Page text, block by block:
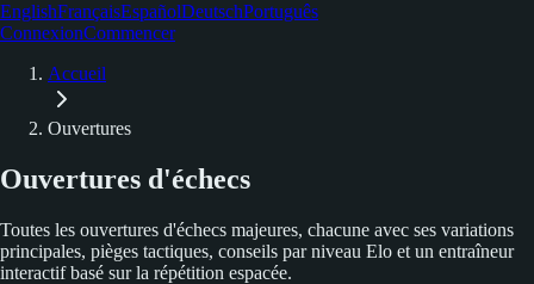
EnglishFrançaisEspañolDeutschPortuguês
ConnexionCommencer
Accueil
Ouvertures
Ouvertures d'échecs
Toutes les ouvertures d'échecs majeures, chacune avec ses variations
principales, pièges tactiques, conseils par niveau Elo et un entraîneur
interactif basé sur la répétition espacée.